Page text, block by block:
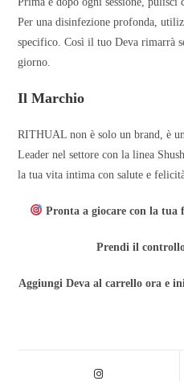
Per una disinfezione profonda,
specifico. Così il tuo Deva rimarrà
giorno.
Il Marchio
RITHUAL non è solo un brand, è
Leader nel settore con la linea
la tua vita intima con salute e
Pronta a giocare con la tua
Prendi il
Aggiungi Deva al carrello ora e